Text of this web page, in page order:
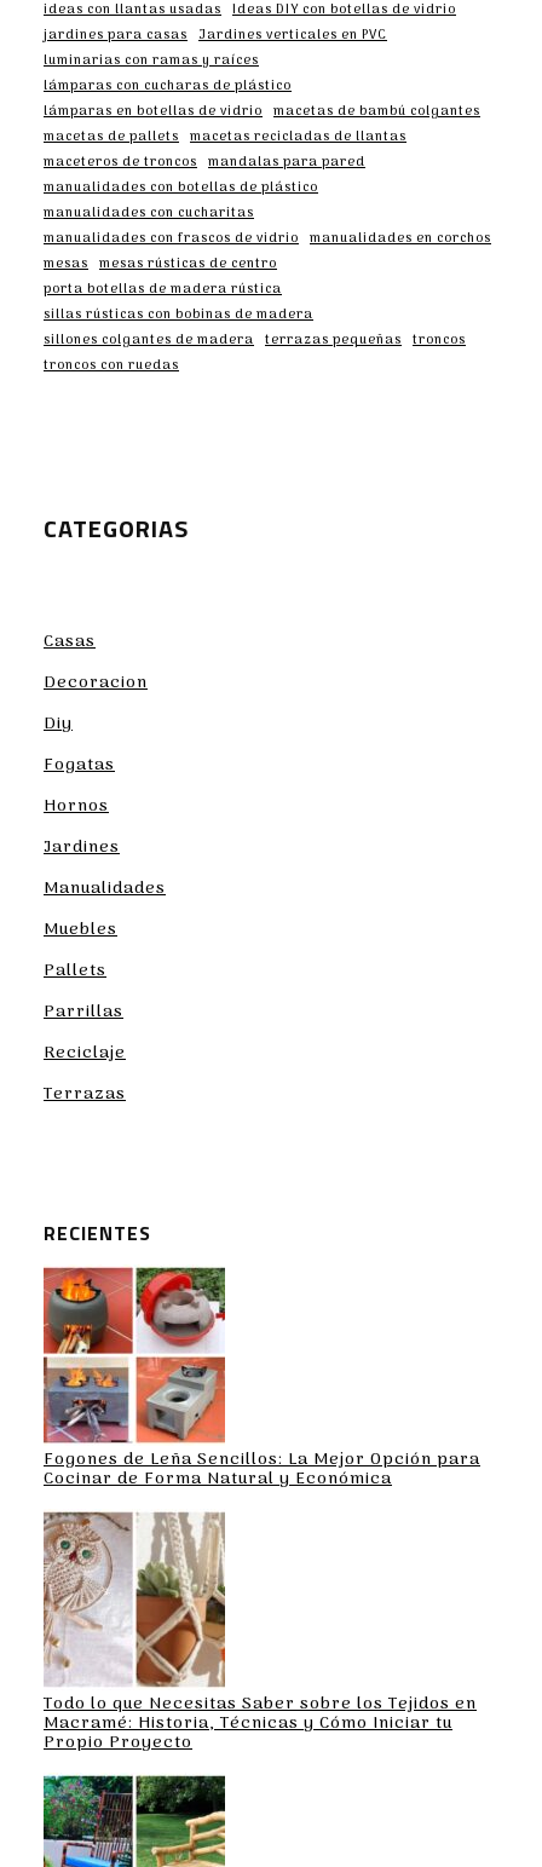
ideas con llantas usadas Ideas DIY con botellas de vidrio
jardines para casas Jardines verticales en PVC
luminarias con ramas y raíces
lámparas con cucharas de plástico
lámparas en botellas de vidrio macetas de bambú colgantes
macetas de pallets macetas recicladas de llantas
maceteros de troncos mandalas para pared
manualidades con botellas de plástico
manualidades con cucharitas
manualidades con frascos de vidrio manualidades en corchos
mesas mesas rústicas de centro
porta botellas de madera rústica
sillas rústicas con bobinas de madera
sillones colgantes de madera terrazas pequeñas troncos
troncos con ruedas
CATEGORIAS
Casas
Decoracion
Diy
Fogatas
Hornos
Jardines
Manualidades
Muebles
Pallets
Parrillas
Reciclaje
Terrazas
RECIENTES
Fogones de Leña Sencillos: La Mejor Opción para
Cocinar de Forma Natural y Económica
Todo lo que Necesitas Saber sobre los Tejidos en
Macramé: Historia, Técnicas y Cómo Iniciar tu
Propio Proyecto